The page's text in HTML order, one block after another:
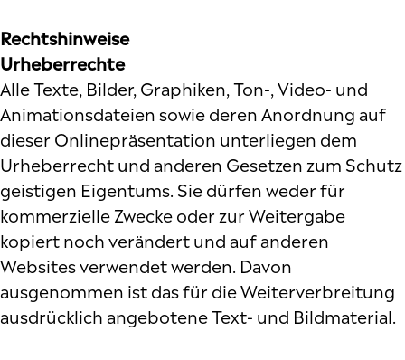
Rechtshinweise
Urheberrechte
Alle Texte, Bilder, Graphiken, Ton-, Video- und
Animationsdateien sowie deren Anordnung auf
dieser Onlinepräsentation unterliegen dem
Urheberrecht und anderen Gesetzen zum Schutz
geistigen Eigentums. Sie dürfen weder für
kommerzielle Zwecke oder zur Weitergabe
kopiert noch verändert und auf anderen
Websites verwendet werden. Davon
ausgenommen ist das für die Weiterverbreitung
ausdrücklich angebotene Text- und Bildmaterial.